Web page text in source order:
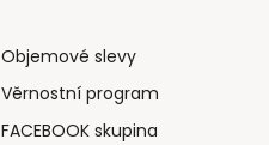
Objemové slevy
Věrnostní program
FACEBOOK skupina